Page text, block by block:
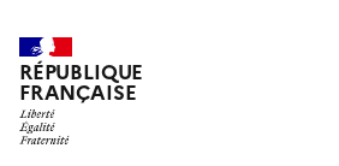
RÉPUBLIQUE
FRANÇAISE